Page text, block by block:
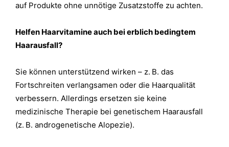
auf Produkte ohne unnötige Zusatzstoffe zu achten.
Helfen Haarvitamine auch bei erblich bedingtem
Haarausfall?
Sie können unterstützend wirken – z. B. das
Fortschreiten verlangsamen oder die Haarqualität
verbessern. Allerdings ersetzen sie keine
medizinische Therapie bei genetischem Haarausfall
(z. B. androgenetische Alopezie).